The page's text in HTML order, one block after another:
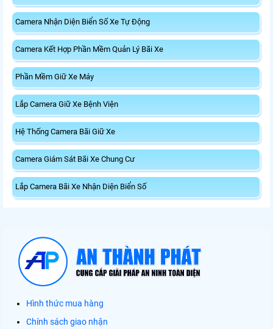
Camera Nhận Diện Biển Số Xe Tự Động
Camera Kết Hợp Phần Mềm Quản Lý Bãi Xe
Phần Mềm Giữ Xe Máy
Lắp Camera Giữ Xe Bệnh Viện
Hệ Thống Camera Bãi Giữ Xe
Camera Giám Sát Bãi Xe Chung Cư
Lắp Camera Bãi Xe Nhận Diện Biển Số
Hình thức mua hàng
Chính sách giao nhận